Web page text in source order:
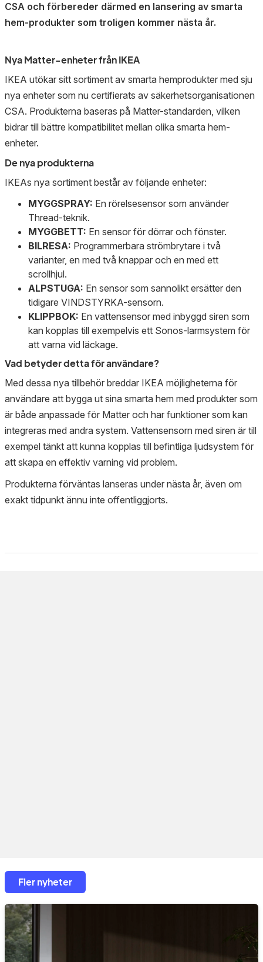
CSA och förbereder därmed en lansering av smarta
hem-produkter som troligen kommer nästa år.
Nya Matter-enheter från IKEA
IKEA utökar sitt sortiment av smarta hemprodukter med sju
nya enheter som nu certifierats av säkerhetsorganisationen
CSA. Produkterna baseras på Matter-standarden, vilken
bidrar till bättre kompatibilitet mellan olika smarta hem-
enheter.
De nya produkterna
IKEAs nya sortiment består av följande enheter:
MYGGSPRAY: En rörelsesensor som använder
Thread-teknik.
MYGGBETT: En sensor för dörrar och fönster.
BILRESA: Programmerbara strömbrytare i två
varianter, en med två knappar och en med ett
scrollhjul.
ALPSTUGA: En sensor som sannolikt ersätter den
tidigare VINDSTYRKA-sensorn.
KLIPPBOK: En vattensensor med inbyggd siren som
kan kopplas till exempelvis ett Sonos-larmsystem för
att varna vid läckage.
Vad betyder detta för användare?
Med dessa nya tillbehör breddar IKEA möjligheterna för
användare att bygga ut sina smarta hem med produkter som
är både anpassade för Matter och har funktioner som kan
integreras med andra system. Vattensensorn med siren är till
exempel tänkt att kunna kopplas till befintliga ljudsystem för
att skapa en effektiv varning vid problem.
Produkterna förväntas lanseras under nästa år, även om
exakt tidpunkt ännu inte offentliggjorts.
Fler nyheter